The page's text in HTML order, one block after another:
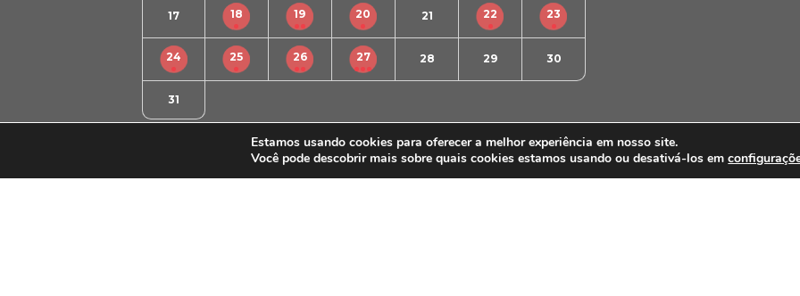
17 18 19 20 21 22 23
24 25 26 27 28 29 30
31
Estamos usando cookies para oferecer a melhor experiência em nosso site.
Você pode descobrir mais sobre quais cookies estamos usando ou desativá-los em